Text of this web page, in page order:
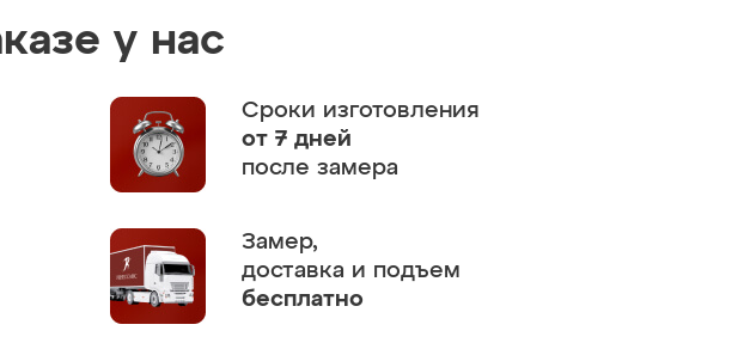
у нас
Сроки изготовления
от 7 дней
после замера
Замер,
доставка и подъем
бесплатно